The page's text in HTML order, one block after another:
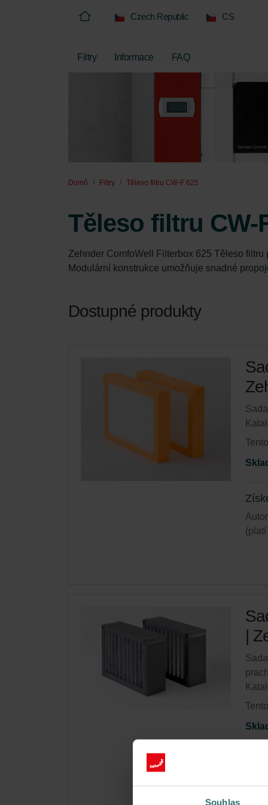
Souhlas
Czech Republic CS
Filtry Informace FAQ
Domů Filtry Těleso filtru CW-F 625
Těleso filtru CW-
Zehnder ComfoWell Filterbox 625 Těleso
Modulární konstrukce umožňuje snadné
Dostupné produkty
|